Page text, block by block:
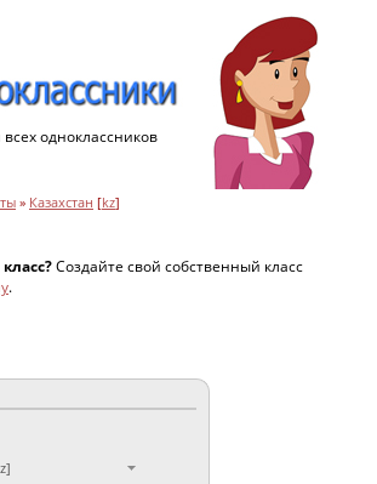
всех одноклассников
» Казахстан [kz]
Создайте свой собственный класс
.